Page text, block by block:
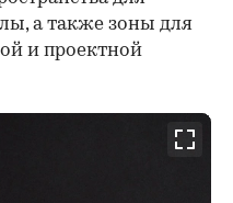
а также зоны для
и проектной